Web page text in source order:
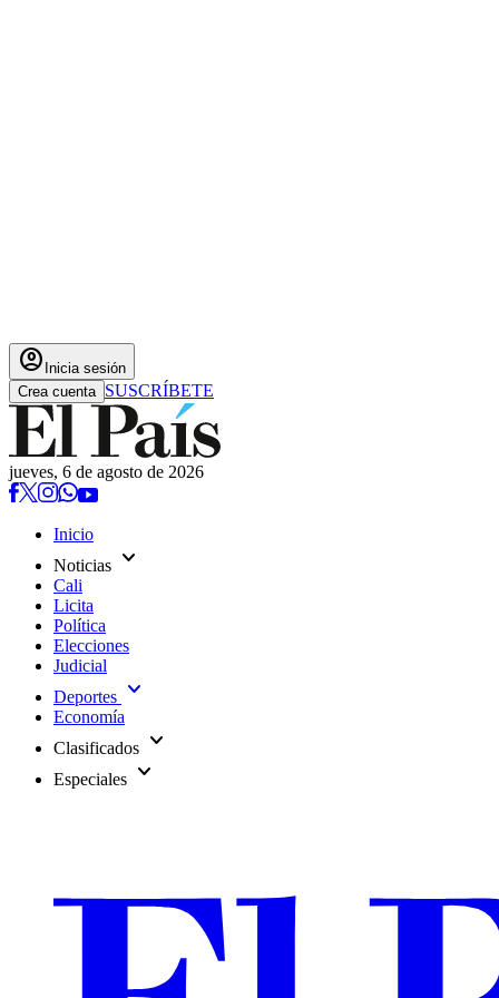
account_circle Inicia sesión
Crea cuenta SUSCRÍBETE
jueves, 6 de agosto de 2026
Inicio
Noticias expand_more
Cali
Licita
Política
Elecciones
Judicial
Deportes expand_more
Economía
Clasificados expand_more
Especiales expand_more